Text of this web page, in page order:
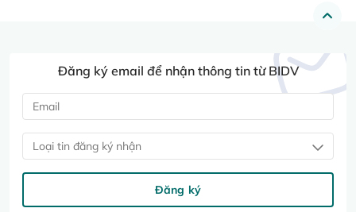
Đăng ký email để nhận thông tin từ BIDV
Loại tin đăng ký nhận
Đăng ký